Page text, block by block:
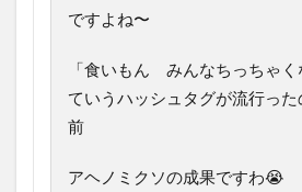
ですよね〜
「食いもん みんなちっちゃく
ていうハッシュタグが流行っ
前
アヘノミクソの成果ですわ😭